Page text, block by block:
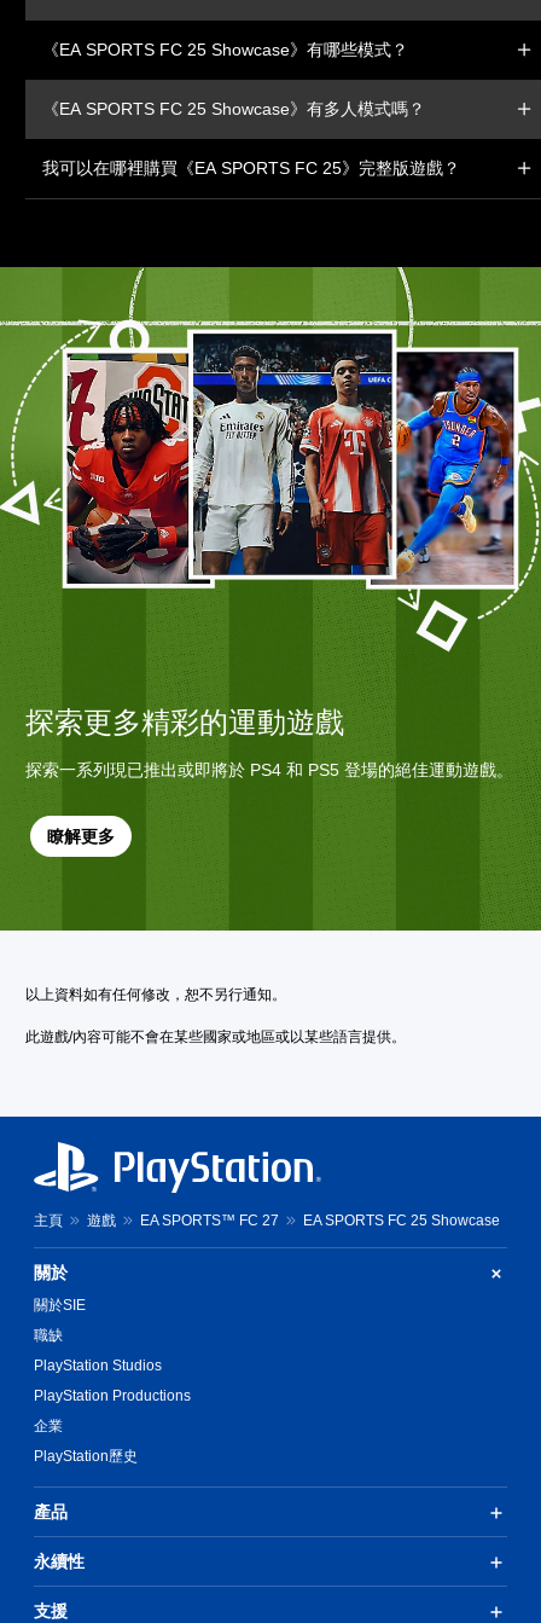
《EA SPORTS FC 25 Showcase》有哪些模式？
《EA SPORTS FC 25 Showcase》有多人模式嗎？
我可以在哪裡購買《EA SPORTS FC 25》完整版遊戲？
探索更多精彩的運動遊戲
探索一系列現已推出或即將於 PS4 和 PS5 登場的絕佳運動遊戲。
瞭解更多
以上資料如有任何修改，恕不另行通知。
此遊戲/內容可能不會在某些國家或地區或以某些語言提供。
主頁 遊戲 EA SPORTS™ FC 27 EA SPORTS FC 25 Showcase
關於
關於SIE
職缺
PlayStation Studios
PlayStation Productions
企業
PlayStation歷史
產品
永續性
支援